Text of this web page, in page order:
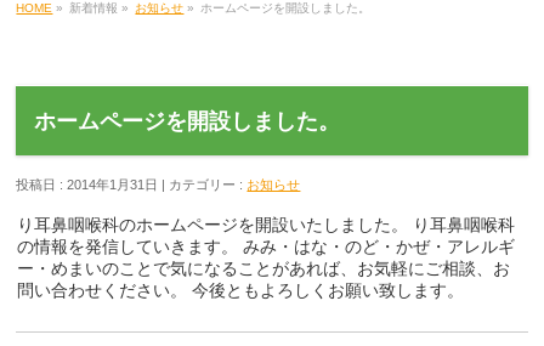
HOME » 新着情報 » お知らせ » ホームページを開設しました。
ホームページを開設しました。
投稿日 : 2014年1月31日 | カテゴリー : お知らせ
り耳鼻咽喉科のホームページを開設いたしました。 り耳鼻咽喉科
の情報を発信していきます。 みみ・はな・のど・かぜ・アレルギ
ー・めまいのことで気になることがあれば、お気軽にご相談、お
問い合わせください。 今後ともよろしくお願い致します。